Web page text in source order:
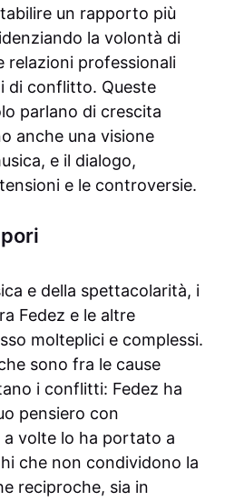
un rapporto più
la volontà di
relazioni professionali
di conflitto. Queste
parlano di crescita
anche una visione
e il dialogo,
e le controversie.
e della spettacolarità, i
Fedez e le altre
molteplici e complessi.
sono fra le cause
i conflitti: Fedez ha
pensiero con
volte lo ha portato a
che non condividono la
reciproche, sia in